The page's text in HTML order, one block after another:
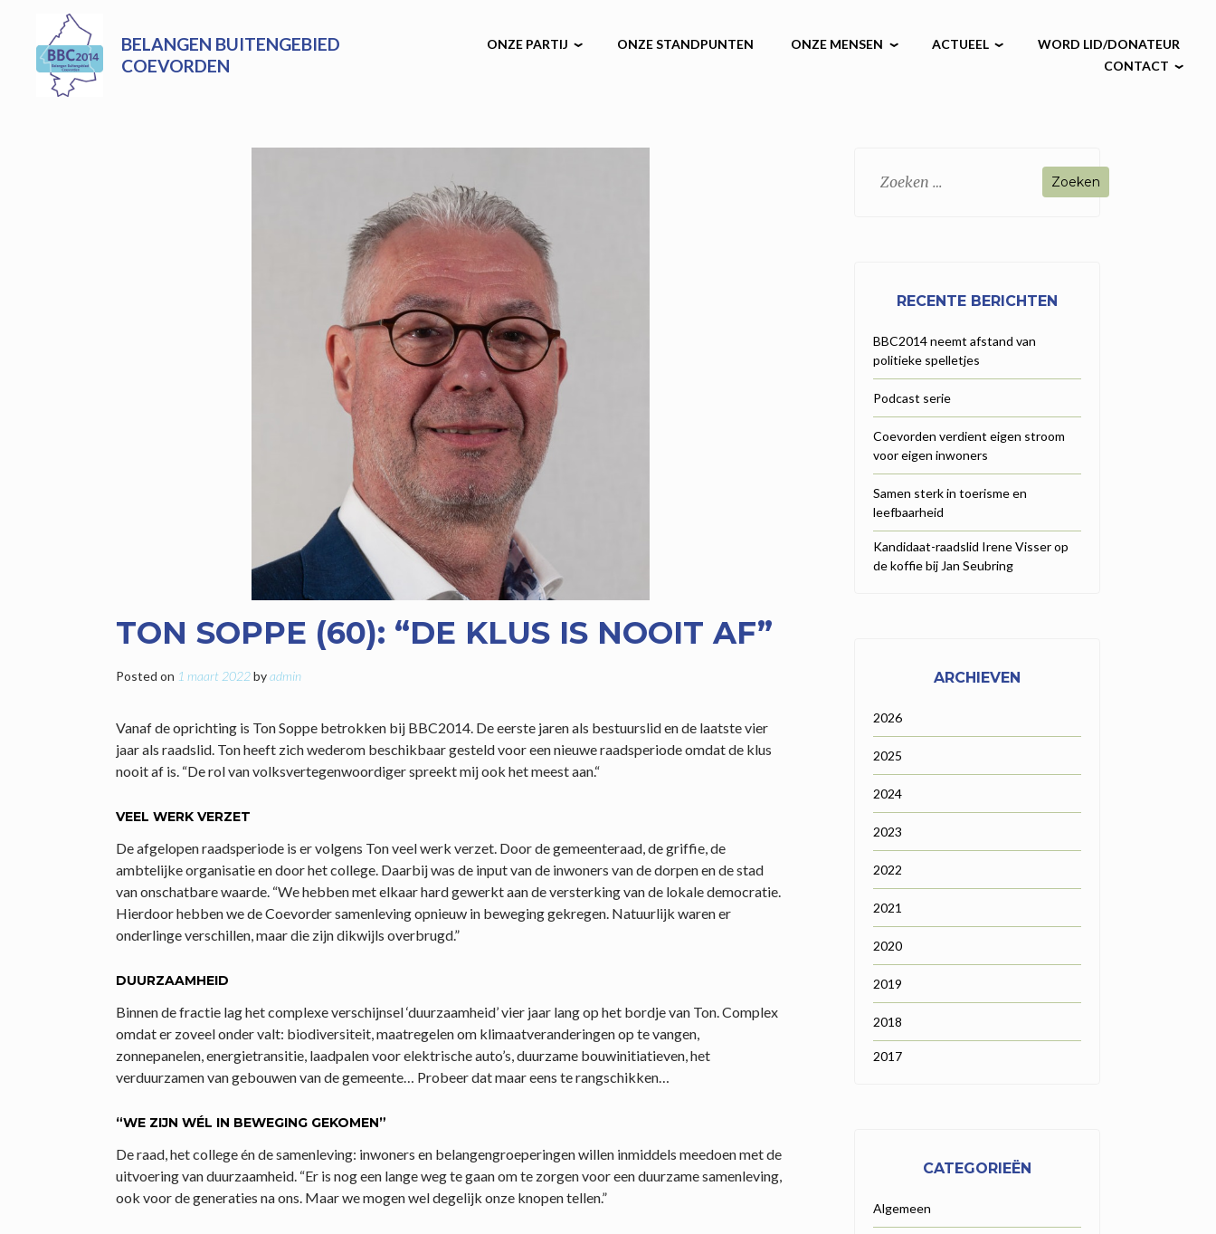
content
BELANGEN BUITENGEBIED
COEVORDEN
ONZE PARTIJ ONZE STANDPUNTEN ONZE MENSEN ACTUEEL
WORD LID/DONATEUR
CONTACT
TON SOPPE (60): “DE KLUS IS NOOIT AF”
Posted on 1 maart 2022byadmin
Vanaf de oprichting is Ton Soppe betrokken bij BBC2014. De eerste jaren als bestuurslid en de laatste vier
jaar als raadslid. Ton heeft zich wederom beschikbaar gesteld voor een nieuwe raadsperiode omdat de klus
nooit af is. “De rol van volksvertegenwoordiger spreekt mij ook het meest aan.“
VEEL WERK VERZET
De afgelopen raadsperiode is er volgens Ton veel werk verzet. Door de gemeenteraad, de griffie, de
ambtelijke organisatie en door het college. Daarbij was de input van de inwoners van de dorpen en de stad
van onschatbare waarde. “We hebben met elkaar hard gewerkt aan de versterking van de lokale democratie.
Hierdoor hebben we de Coevorder samenleving opnieuw in beweging gekregen. Natuurlijk waren er
onderlinge verschillen, maar die zijn dikwijls overbrugd.”
DUURZAAMHEID
Binnen de fractie lag het complexe verschijnsel ‘duurzaamheid’ vier jaar lang op het bordje van Ton. Complex
omdat er zoveel onder valt: biodiversiteit, maatregelen om klimaatveranderingen op te vangen,
zonnepanelen, energietransitie, laadpalen voor elektrische auto’s, duurzame bouwinitiatieven, het
verduurzamen van gebouwen van de gemeente… Probeer dat maar eens te rangschikken…
“WE ZIJN WÉL IN BEWEGING GEKOMEN”
De raad, het college én de samenleving: inwoners en belangengroeperingen willen inmiddels meedoen met de
uitvoering van duurzaamheid. “Er is nog een lange weg te gaan om te zorgen voor een duurzame samenleving,
ook voor de generaties na ons. Maar we mogen wel degelijk onze knopen tellen.”
Zoeken
RECENTE BERICHTEN
BBC2014 neemt afstand van
politieke spelletjes
Podcast serie
Coevorden verdient eigen stroom
voor eigen inwoners
Samen sterk in toerisme en
leefbaarheid
Kandidaat-raadslid Irene Visser op
de koffie bij Jan Seubring
ARCHIEVEN
2026
2025
2024
2023
2022
2021
2020
2019
2018
2017
CATEGORIEËN
Algemeen